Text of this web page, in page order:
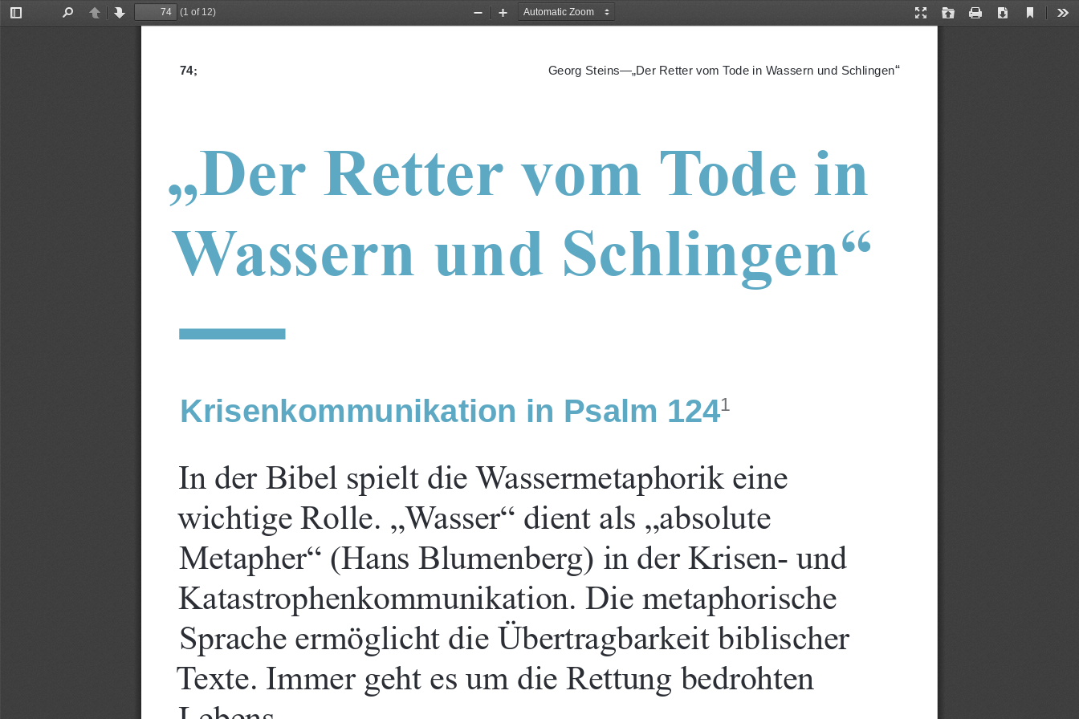
Toggle
PreviousNext
(1 of 12)
Presentation
Open Print Download
Current
Zoom
Zoom
74; Georg Steins—„Der Retter vom Tode in Wassern und Schlingen“
„Der Retter vom Tode in
Wassern und Schlingen“
Krisenkommunikation in Psalm 1241
In der Bibel spielt die Wassermetaphorik eine
wichtige Rolle. „Wasser“ dient als „absolute
Metapher“ (Hans Blumenberg) in der Krisen- und
Katastrophenkommunikation. Die metaphorische
Sprache ermöglicht die Übertragbarkeit biblischer
Texte. Immer geht es um die Rettung bedrohten